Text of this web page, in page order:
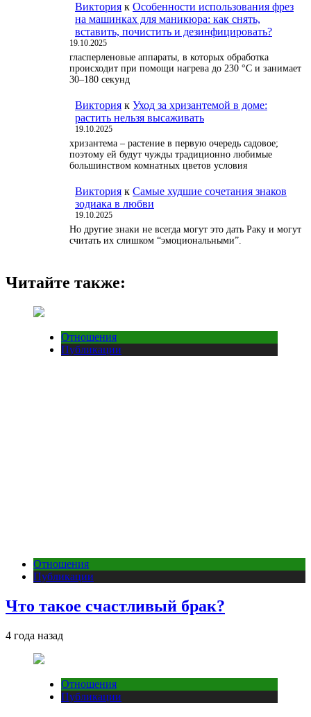
Виктория к Особенности использования фрез
на машинках для маникюра: как снять,
вставить, почистить и дезинфицировать?
19.10.2025
гласперленовые аппараты, в которых обработка
происходит при помощи нагрева до 230 °С и занимает
30–180 секунд
Виктория к Уход за хризантемой в доме:
растить нельзя высаживать
19.10.2025
хризантема – растение в первую очередь садовое;
поэтому ей будут чужды традиционно любимые
большинством комнатных цветов условия
Виктория к Самые худшие сочетания знаков
зодиака в любви
19.10.2025
Но другие знаки не всегда могут это дать Раку и могут
считать их слишком “эмоциональными”.
Читайте также:
Отношения
Публикации
Отношения
Публикации
Что такое счастливый брак?
4 года назад
Отношения
Публикации